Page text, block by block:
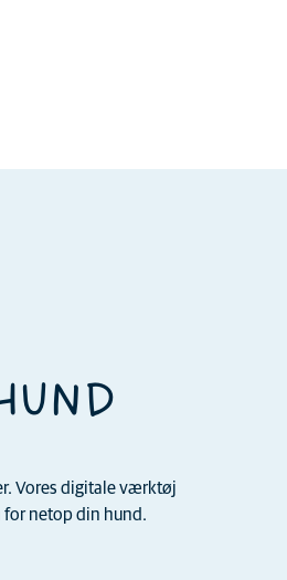
Vores digitale værktøj
netop din hund.